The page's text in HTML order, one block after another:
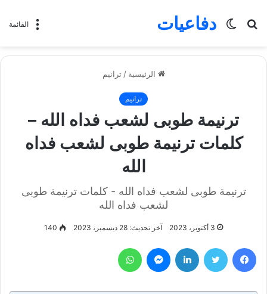
القائمة دفاعيات
بحث
الوضع
الرئيسية / ترانيم
ترانيم
ترنيمة طوبى لشعب فداه الله –
كلمات ترنيمة طوبى لشعب فداه
الله
ترنيمة طوبى لشعب فداه الله - كلمات ترنيمة طوبى
لشعب فداه الله
3 أكتوبر، 2023 آخر تحديث: 28 ديسمبر، 2023 140
فيسبوك تويتر لينكدإن ماسنجر